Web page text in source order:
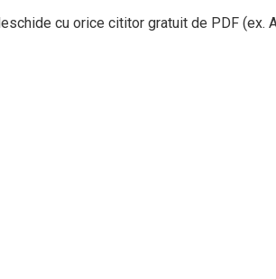
cu orice cititor gratuit de PDF (ex.